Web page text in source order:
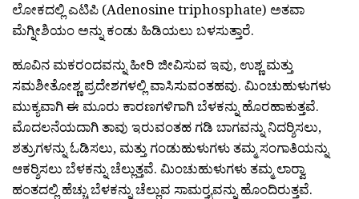
ಲೋಕದಲ್ಲಿ ಎಟಿಪಿ (Adenosine triphosphate) ಅತವಾ
ಮೆಗ್ನೀಶಿಯಂ ಅನ್ನು ಕಂಡು ಹಿಡಿಯಲು ಬಳಸುತ್ತಾರೆ.
ಹೂವಿನ ಮಕರಂದವನ್ನು ಹೀರಿ ಜೀವಿಸುವ ಇವು, ಉಶ್ಣ ಮತ್ತು
ಸಮಶೀತೋಶ್ಣ ಪ್ರದೇಶಗಳಲ್ಲಿ ವಾಸಿಸುವಂತಹವು. ಮಿಂಚುಹುಳುಗಳು
ಮುಕ್ಯವಾಗಿ ಈ ಮೂರು ಕಾರಣಗಳಿಗಾಗಿ ಬೆಳಕನ್ನು ಹೊರಹಾಕುತ್ತವೆ.
ಮೊದಲನೆಯದಾಗಿ ತಾವು ಇರುವಂತಹ ಗಡಿ ಬಾಗವನ್ನು ನಿದರ‍್ಶಿಸಲು,
ಶತ್ರುಗಳನ್ನು ಓಡಿಸಲು, ಮತ್ತು ಗಂಡುಹುಳುಗಳು ತಮ್ಮ ಸಂಗಾತಿಯನ್ನು
ಆಕರ‍್ಶಿಸಲು ಬೆಳಕನ್ನು ಚೆಲ್ಲುತ್ತವೆ. ಮಿಂಚುಹುಳುಗಳು ತಮ್ಮ ಲಾರ‍್ವಾ
ಹಂತದಲ್ಲಿ ಹೆಚ್ಚು ಬೆಳಕನ್ನು ಚೆಲ್ಲುವ ಸಾಮರ‍್ತ್ಯವನ್ನು ಹೊಂದಿರುತ್ತವೆ.